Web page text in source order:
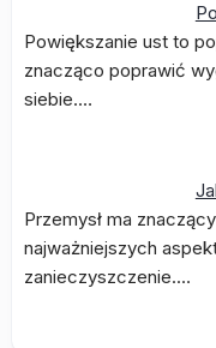
Powiększanie ust to
znacząco poprawić
siebie.…
Przemysł ma
najważniejszych
zanieczyszczenie.…